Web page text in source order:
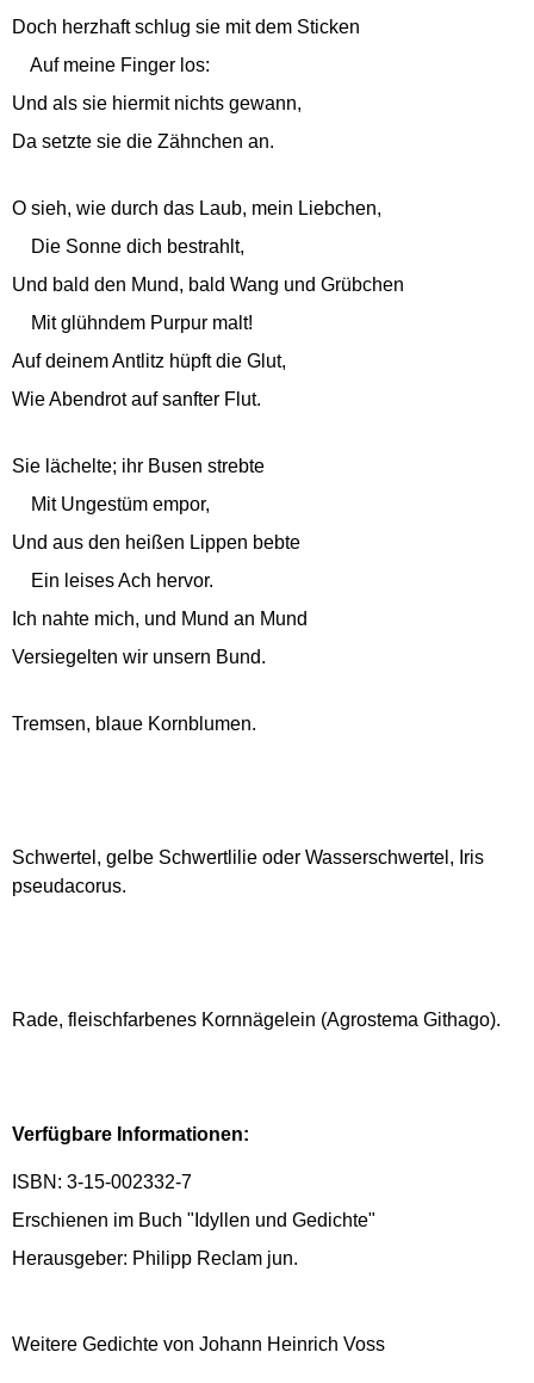
Doch herzhaft schlug sie mit dem Sticken
Auf meine Finger los:
Und als sie hiermit nichts gewann,
Da setzte sie die Zähnchen an.
O sieh, wie durch das Laub, mein Liebchen,
Die Sonne dich bestrahlt,
Und bald den Mund, bald Wang und Grübchen
Mit glühndem Purpur malt!
Auf deinem Antlitz hüpft die Glut,
Wie Abendrot auf sanfter Flut.
Sie lächelte; ihr Busen strebte
Mit Ungestüm empor,
Und aus den heißen Lippen bebte
Ein leises Ach hervor.
Ich nahte mich, und Mund an Mund
Versiegelten wir unsern Bund.
Tremsen, blaue Kornblumen.
Schwertel, gelbe Schwertlilie oder Wasserschwertel, Iris
pseudacorus.
Rade, fleischfarbenes Kornnägelein (Agrostema Githago).
Verfügbare Informationen:
ISBN: 3-15-002332-7
Erschienen im Buch "Idyllen und Gedichte"
Herausgeber: Philipp Reclam jun.
Weitere Gedichte von Johann Heinrich Voss